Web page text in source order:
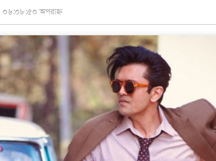
অপরাহ্ন